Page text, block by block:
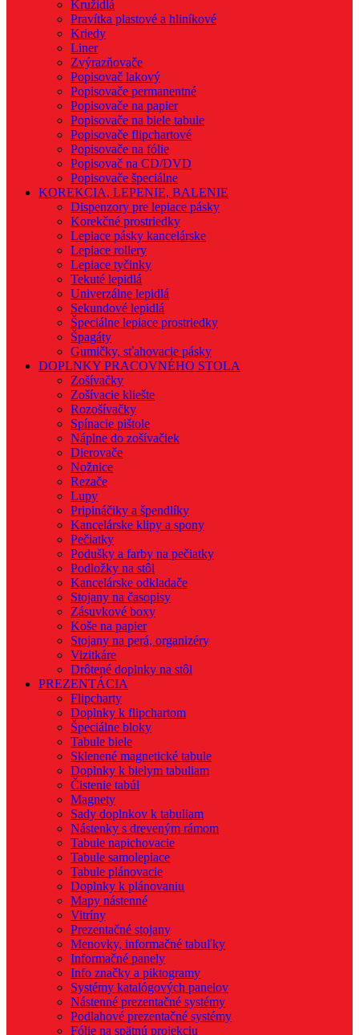
Kružidlá
Pravítka plastové a hliníkové
Kriedy
Liner
Zvýrazňovače
Popisovač lakový
Popisovače permanentné
Popisovače na papier
Popisovače na biele tabule
Popisovače flipchartové
Popisovače na fólie
Popisovač na CD/DVD
Popisovače špeciálne
KOREKCIA, LEPENIE, BALENIE
Dispenzory pre lepiace pásky
Korekčné prostriedky
Lepiace pásky kancelárske
Lepiace rollery
Lepiace tyčinky
Tekuté lepidlá
Univerzálne lepidlá
Sekundové lepidlá
Špeciálne lepiace prostriedky
Špagáty
Gumičky, sťahovacie pásky
DOPLNKY PRACOVNÉHO STOLA
Zošívačky
Zošívacie kliešte
Rozošívačky
Spínacie pištole
Náplne do zošívačiek
Dierovače
Nožnice
Rezače
Lupy
Pripináčiky a špendlíky
Kancelárske klipy a spony
Pečiatky
Podušky a farby na pečiatky
Podložky na stôl
Kancelárske odkladače
Stojany na časopisy
Zásuvkové boxy
Koše na papier
Stojany na perá, organizéry
Vizitkáre
Drôtené doplnky na stôl
PREZENTÁCIA
Flipcharty
Doplnky k flipchartom
Špeciálne bloky
Tabule biele
Sklenené magnetické tabule
Doplnky k bielym tabuliam
Čistenie tabúl
Magnety
Sady doplnkov k tabuliam
Nástenky s dreveným rámom
Tabule napichovacie
Tabule samolepiace
Tabule plánovacie
Doplnky k plánovaniu
Mapy nástenné
Vitríny
Prezentačné stojany
Menovky, informačné tabuľky
Informačné panely
Info značky a piktogramy
Systémy katalógových panelov
Nástenné prezentačné systémy
Podlahové prezentačné systémy
Fólie na spätnú projekciu